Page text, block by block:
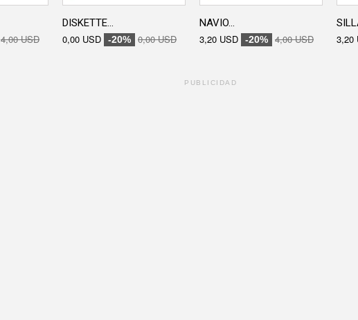
4,00 USD
DISKETTE...
0,00 USD -20% 0,00 USD
NAVIO...
3,20 USD -20% 4,00 USD 3,20
PUBLICIDAD